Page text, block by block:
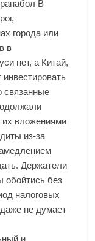
В
города или
в
нет, а Китай,
связанные
их вложениями
из-за
Держатели
обойтись без
налоговых
не думает
и